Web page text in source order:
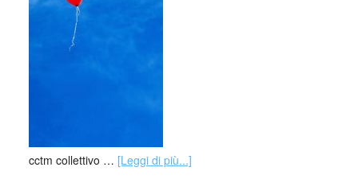
cctm collettivo … [Leggi di più...]